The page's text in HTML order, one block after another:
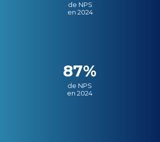
de NPS
en 2024
87%
de NPS
en 2024